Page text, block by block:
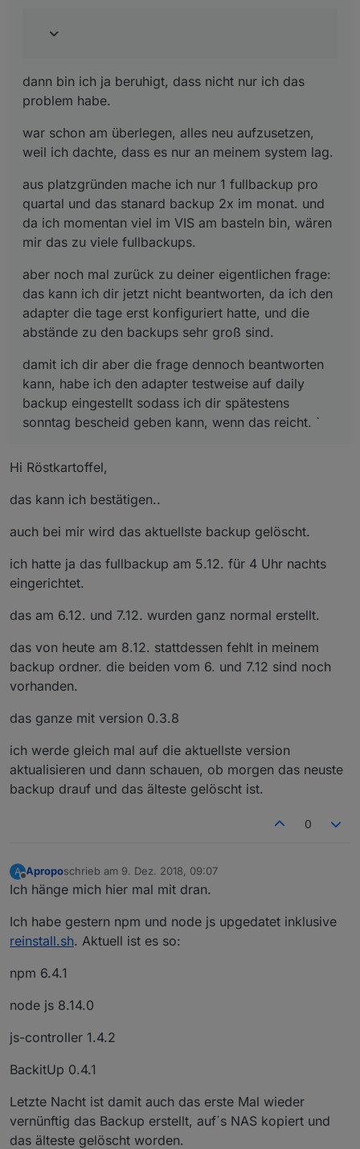
dann bin ich ja beruhigt, dass nicht nur ich das
problem habe.
war schon am überlegen, alles neu aufzusetzen,
weil ich dachte, dass es nur an meinem system lag.
aus platzgründen mache ich nur 1 fullbackup pro
quartal und das stanard backup 2x im monat. und
da ich momentan viel im VIS am basteln bin, wären
mir das zu viele fullbackups.
aber noch mal zurück zu deiner eigentlichen frage:
das kann ich dir jetzt nicht beantworten, da ich den
adapter die tage erst konfiguriert hatte, und die
abstände zu den backups sehr groß sind.
damit ich dir aber die frage dennoch beantworten
kann, habe ich den adapter testweise auf daily
backup eingestellt sodass ich dir spätestens
sonntag bescheid geben kann, wenn das reicht. `
Hi Röstkartoffel,
das kann ich bestätigen..
auch bei mir wird das aktuellste backup gelöscht.
ich hatte ja das fullbackup am 5.12. für 4 Uhr nachts
eingerichtet.
das am 6.12. und 7.12. wurden ganz normal erstellt.
das von heute am 8.12. stattdessen fehlt in meinem
backup ordner. die beiden vom 6. und 7.12 sind noch
vorhanden.
das ganze mit version 0.3.8
ich werde gleich mal auf die aktuellste version
aktualisieren und dann schauen, ob morgen das neuste
backup drauf und das älteste gelöscht ist.
0
A
Offline
Aproposchrieb am 9. Dez. 2018, 09:07
zuletzt editiert von
Ich hänge mich hier mal mit dran.
Ich habe gestern npm und node js upgedatet inklusive
reinstall.sh. Aktuell ist es so:
npm 6.4.1
node js 8.14.0
js-controller 1.4.2
BackitUp 0.4.1
Letzte Nacht ist damit auch das erste Mal wieder
vernünftig das Backup erstellt, auf´s NAS kopiert und
das älteste gelöscht worden.